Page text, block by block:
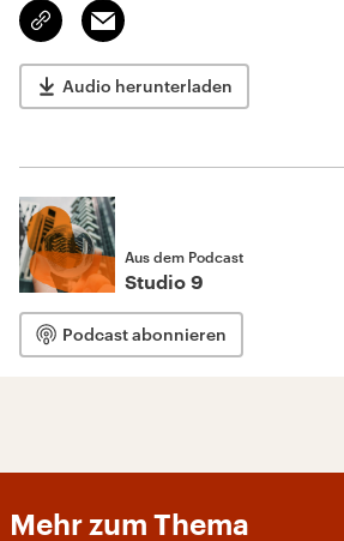
Link
kopieren/teilen
Email
Audio herunterladen
Aus dem Podcast
Studio 9
Podcast abonnieren
Mehr zum Thema